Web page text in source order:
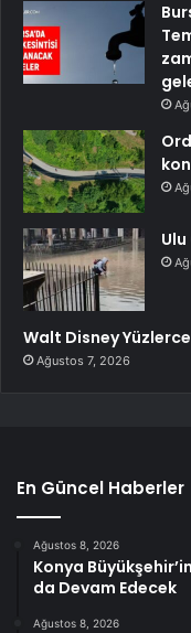
Walt Disney
Ağustos 7, 2026
En Güncel Haberler
Ağustos 8, 2026
Konya
da Devam Edecek
Ağustos 8, 2026